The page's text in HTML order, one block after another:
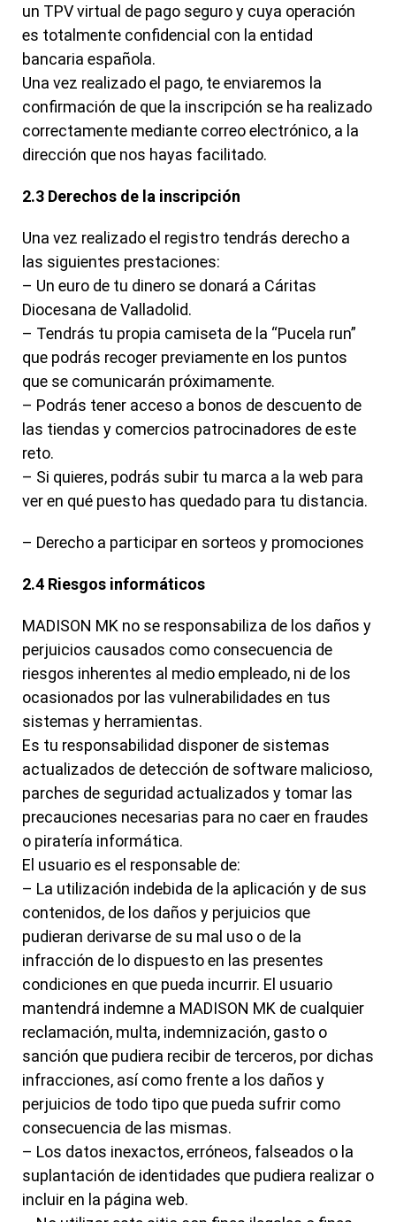
un TPV virtual de pago seguro y cuya operación
es totalmente confidencial con la entidad
bancaria española.
Una vez realizado el pago, te enviaremos la
confirmación de que la inscripción se ha realizado
correctamente mediante correo electrónico, a la
dirección que nos hayas facilitado.
2.3 Derechos de la inscripción
Una vez realizado el registro tendrás derecho a
las siguientes prestaciones:
– Un euro de tu dinero se donará a Cáritas
Diocesana de Valladolid.
– Tendrás tu propia camiseta de la “Pucela run”
que podrás recoger previamente en los puntos
que se comunicarán próximamente.
– Podrás tener acceso a bonos de descuento de
las tiendas y comercios patrocinadores de este
reto.
– Si quieres, podrás subir tu marca a la web para
ver en qué puesto has quedado para tu distancia.
– Derecho a participar en sorteos y promociones
2.4 Riesgos informáticos
MADISON MK no se responsabiliza de los daños y
perjuicios causados como consecuencia de
riesgos inherentes al medio empleado, ni de los
ocasionados por las vulnerabilidades en tus
sistemas y herramientas.
Es tu responsabilidad disponer de sistemas
actualizados de detección de software malicioso,
parches de seguridad actualizados y tomar las
precauciones necesarias para no caer en fraudes
o piratería informática.
El usuario es el responsable de:
– La utilización indebida de la aplicación y de sus
contenidos, de los daños y perjuicios que
pudieran derivarse de su mal uso o de la
infracción de lo dispuesto en las presentes
condiciones en que pueda incurrir. El usuario
mantendrá indemne a MADISON MK de cualquier
reclamación, multa, indemnización, gasto o
sanción que pudiera recibir de terceros, por dichas
infracciones, así como frente a los daños y
perjuicios de todo tipo que pueda sufrir como
consecuencia de las mismas.
– Los datos inexactos, erróneos, falseados o la
suplantación de identidades que pudiera realizar o
incluir en la página web.